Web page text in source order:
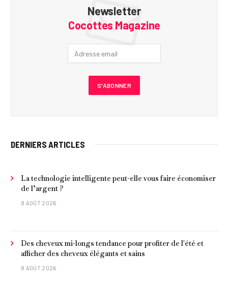
Newsletter
Cocottes Magazine
DERNIERS ARTICLES
La technologie intelligente peut-elle vous faire économiser
de l’argent ?
8 AOÛT 2026
Des cheveux mi-longs tendance pour profiter de l'été et
afficher des cheveux élégants et sains
8 AOÛT 2026